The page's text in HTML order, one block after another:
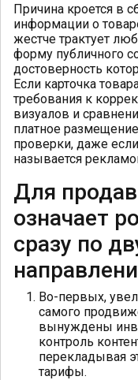
Причина кроется в
информации о
жестче трактует
форму публичного
достоверность
Если карточка
требования к
визуалов и
платное
проверки, даже
называется
Для
означает
сразу по
Во-первых,
самого
вынуждены
контроль
перекладывая
тарифы.